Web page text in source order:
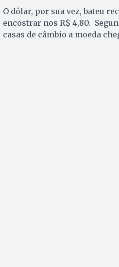
O dólar, por sua vez, bateu
encostrar nos R$ 4,80.
casas de câmbio a moeda